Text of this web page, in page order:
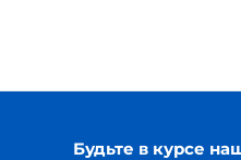
Будьте в курсе